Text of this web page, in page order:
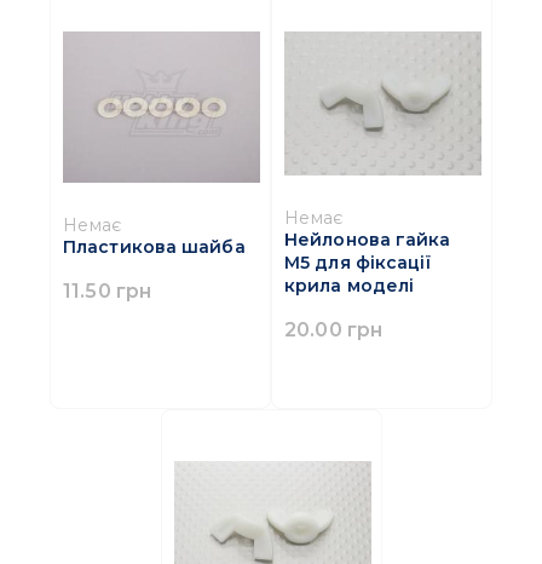
Немає
Пластикова шайба
11.50 грн
Немає
Нейлонова гайка
М5 для фіксації
крила моделі
20.00 грн